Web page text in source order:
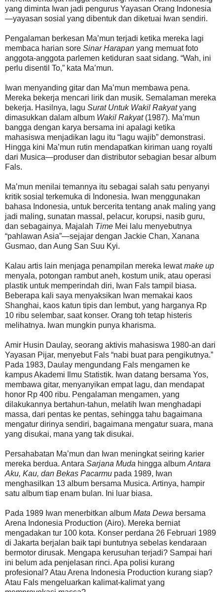
yang diminta Iwan jadi pengurus Yayasan Orang Indonesia
—yayasan sosial yang dibentuk dan diketuai Iwan sendiri.
Pengalaman berkesan Ma’mun terjadi ketika mereka lagi
membaca harian sore Sinar Harapan yang memuat foto
anggota-anggota parlemen ketiduran saat sidang. “Wah, ini
perlu disentil To,” kata Ma’mun.
Iwan menyanding gitar dan Ma’mun membawa pena.
Mereka bekerja mencari lirik dan musik. Semalaman mereka
bekerja. Hasilnya, lagu Surat Untuk Wakil Rakyatyang
dimasukkan dalam album Wakil Rakyat(1987). Ma’mun
bangga dengan karya bersama ini apalagi ketika
mahasiswa menjadikan lagu itu “lagu wajib” demonstrasi.
Hingga kini Ma’mun rutin mendapatkan kiriman uang royalti
dari Musica—produser dan distributor sebagian besar album
Fals.
Ma’mun menilai temannya itu sebagai salah satu penyanyi
kritik sosial terkemuka di Indonesia. Iwan menggunakan
bahasa Indonesia, untuk bercerita tentang anak maling yang
jadi maling, sunatan massal, pelacur, korupsi, nasib guru,
dan sebagainya. Majalah Time Mei lalu menyebutnya
“pahlawan Asia”—sejajar dengan Jackie Chan, Xanana
Gusmao, dan Aung San Suu Kyi.
Kalau artis lain menjaga penampilan mereka lewatmake up
menyala, potongan rambut aneh, kostum unik, atau operasi
plastik untuk memperindah diri, Iwan Fals tampil biasa.
Beberapa kali saya menyaksikan Iwan memakai kaos
Shanghai, kaos katun tipis dan lembut, yang harganya Rp
10 ribu selembar, saat konser. Orang toh tetap histeris
melihatnya. Iwan mungkin punya kharisma.
Amir Husin Daulay, seorang aktivis mahasiswa 1980-an dari
Yayasan Pijar, menyebut Fals “nabi buat para pengikutnya.”
Pada 1983, Daulay mengundang Fals mengamen ke
kampus Akademi Ilmu Statistik. Iwan datang bersama Yos,
membawa gitar, menyanyikan empat lagu, dan mendapat
honor Rp 400 ribu. Pengalaman mengamen, yang
dilakukannya bertahun-tahun, melatih Iwan menghadapi
massa, dari pentas ke pentas, sehingga tahu bagaimana
mengatur dirinya sendiri, bagaimana mengatur suara, mana
yang disukai, mana yang tak disukai.
Persahabatan Ma’mun dan Iwan meningkat seiring karier
mereka berdua. Antara Sarjana Muda hingga album Antara
Aku, Kau, dan Bekas Pacarmu pada 1989, Iwan
menghasilkan 13 album bersama Musica. Artinya, hampir
satu album tiap enam bulan. Ini luar biasa.
Pada 1989 Iwan menerbitkan album Mata Dewa bersama
Arena Indonesia Production (Airo). Mereka berniat
mengadakan tur 100 kota. Konser perdana 26 Februari 1989
di Jakarta berjalan baik tapi buntutnya sebelas kendaraan
bermotor dirusak. Mengapa kerusuhan terjadi? Sampai hari
ini belum ada penjelasan rinci. Apa polisi kurang
profesional? Atau Arena Indonesia Production kurang siap?
Atau Fals mengeluarkan kalimat-kalimat yang